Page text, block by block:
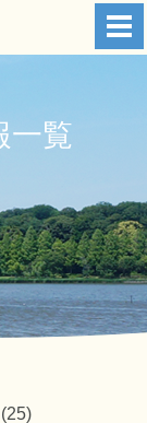
一覧
(25)